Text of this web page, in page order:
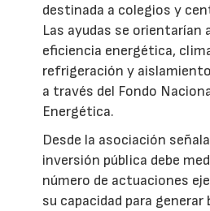
destinada a colegios y
Las ayudas se orientarían
eficiencia energética,
refrigeración y
a través del Fondo
Energética.
Desde la asociación
inversión pública debe
número de actuaciones
su capacidad para generar